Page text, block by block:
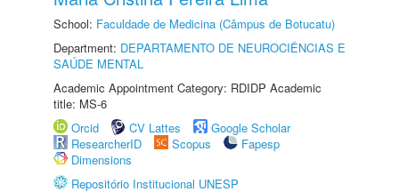
School: Faculdade de Medicina (Câmpus de Botucatu)
Department: DEPARTAMENTO DE NEUROCIÊNCIAS E
SAÚDE MENTAL
Academic Appointment Category: RDIDP Academic
title: MS-6
Orcid
CV Lattes
Google Scholar
ResearcherID
Scopus
Fapesp
Dimensions
Repositório Institucional UNESP